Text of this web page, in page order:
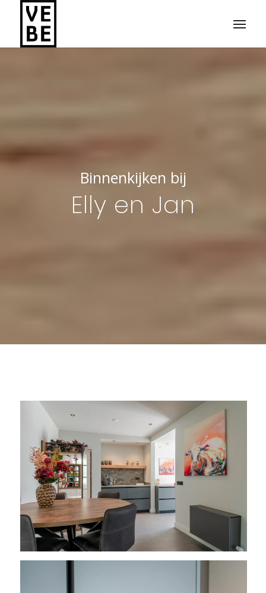
Binnenkijken bij
Elly en Jan